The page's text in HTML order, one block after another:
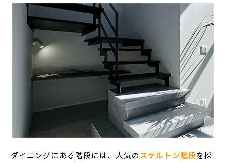
ダイニングにある階段には、人気のスケルトン階段を採